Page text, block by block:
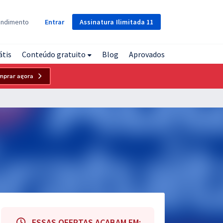
Assinatura Ilimitada 11
Entrar
Conteúdo gratuito Blog Aprovados
agora